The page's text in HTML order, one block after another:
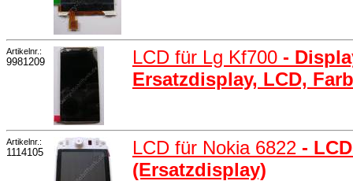
Artikelnr.:
9981209 LCD für Lg Kf700 -
Ersatzdisplay, LCD,
Artikelnr.:
1114105 LCD für Nokia 6822 -
(Ersatzdisplay)